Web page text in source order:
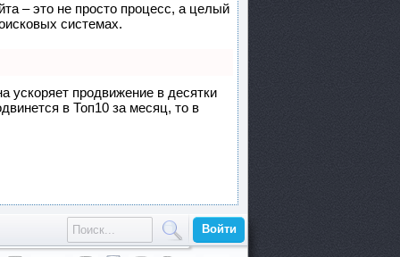
– это не просто процесс, а целый
системах.
ускоряет продвижение в десятки
в Топ10 за месяц, то в
Войти